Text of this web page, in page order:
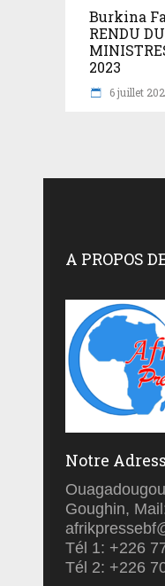
Burkina
RENDU
2023
6 juillet
A PROPOS
Notre
Goughin,
Tél 1: +226
Tél 2: +226